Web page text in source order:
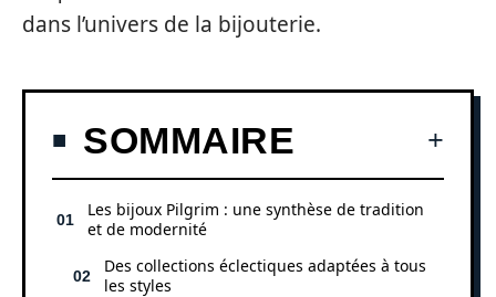
dans l’univers de la bijouterie.
SOMMAIRE
Les bijoux Pilgrim : une synthèse de tradition
et de modernité
Des collections éclectiques adaptées à tous
les styles